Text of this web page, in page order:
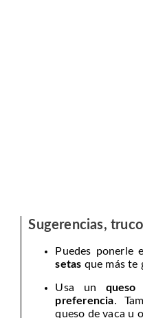
Sugerencias,
Puedes
setas que más te
Usa un
preferencia.
queso de vaca u